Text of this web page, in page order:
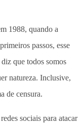
1988, quando a
passos, esse
que todos somos
natureza. Inclusive,
de censura.
sociais para atacar